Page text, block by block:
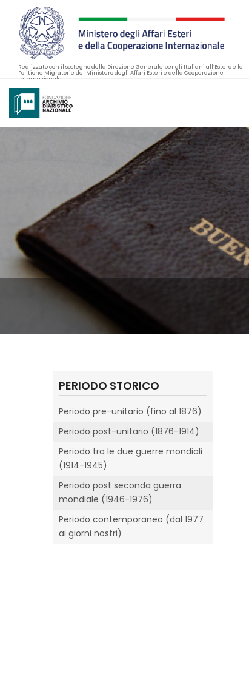
Realizzato con il sostegno della Direzione Generale per gli Italiani all’Estero e le
Politiche Migratorie del Ministero degli Affari Esteri e della Cooperazione
Internazionale
PERIODO STORICO
Periodo pre-unitario (fino al 1876)
Periodo post-unitario (1876-1914)
Periodo tra le due guerre mondiali
(1914-1945)
Periodo post seconda guerra
mondiale (1946-1976)
Periodo contemporaneo (dal 1977
ai giorni nostri)